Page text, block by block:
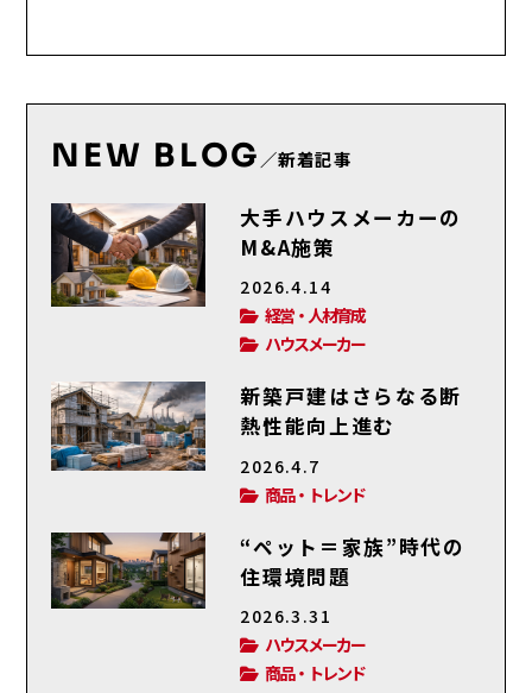
NEW BLOG ／新着記事
大手ハウスメーカーの
M&A施策
2026.4.14
経営・人材育成
ハウスメーカー
新築戸建はさらなる断
熱性能向上進む
2026.4.7
商品・トレンド
“ペット＝家族”時代の
住環境問題
2026.3.31
ハウスメーカー
商品・トレンド